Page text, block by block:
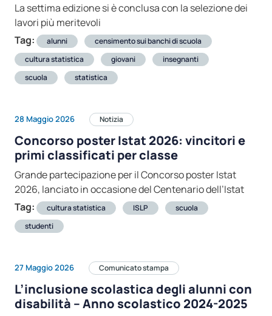
La settima edizione si è conclusa con la selezione dei
lavori più meritevoli
Tag:
alunni
censimento sui banchi di scuola
cultura statistica
giovani
insegnanti
scuola
statistica
28 Maggio 2026 Notizia
Concorso poster Istat 2026: vincitori e
primi classificati per classe
Grande partecipazione per il Concorso poster Istat
2026, lanciato in occasione del Centenario dell’Istat
Tag:
cultura statistica ISLP
scuola
studenti
27 Maggio 2026 Comunicato stampa
L’inclusione scolastica degli alunni con
disabilità – Anno scolastico 2024-2025